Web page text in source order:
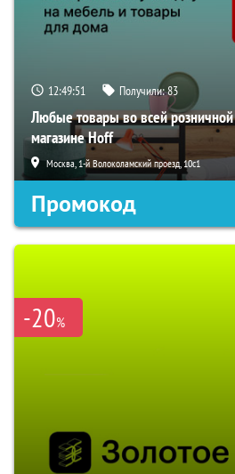
12:49:50 Получили:83
Любые товары во всей розничной
магазине Hoff
Москва, 1-й Волоколамский проезд, 10с1
Промокод
-20%